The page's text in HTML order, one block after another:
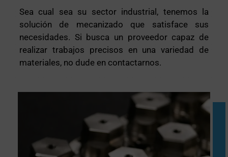
Sea cual sea su sector industrial, tenemos la
solución de mecanizado que satisface sus
necesidades. Si busca un proveedor capaz de
realizar trabajos precisos en una variedad de
materiales, no dude en contactarnos.